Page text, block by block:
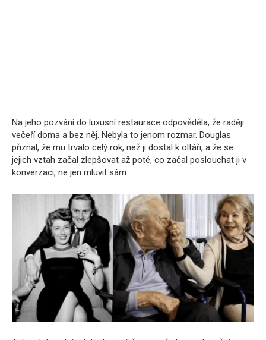
Na jeho pozvání do luxusní restaurace odpověděla, že raději
večeří doma a bez něj. Nebyla to jenom rozmar. Douglas
přiznal, že mu trvalo celý rok, než ji dostal k oltáři, a že se
jejich vztah začal zlepšovat až poté, co začal poslouchat ji v
konverzaci, ne jen mluvit sám.